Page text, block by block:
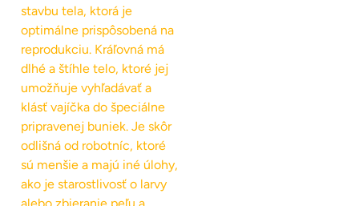
stavbu tela, ktorá je
optimálne prispôsobená na
reprodukciu. Kráľovná má
dlhé a štíhle telo, ktoré jej
umožňuje vyhľadávať a
klásť vajíčka do špeciálne
pripravenej buniek. Je skôr
odlišná od robotníc, ktoré
sú menšie a majú iné úlohy,
ako je starostlivosť o larvy